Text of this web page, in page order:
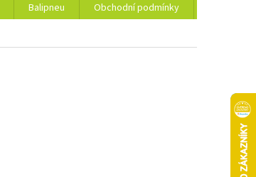
Balipneu Obchodní podmínky